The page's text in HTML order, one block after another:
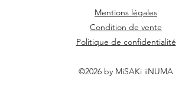
Mentions légales
Condition de vente
Politique de confidentialité
©2026 by MiSAKi iiNUMA